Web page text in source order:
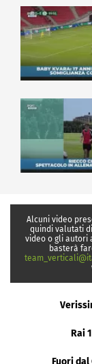
Alcuni video
quindi valutati
video o gli autori
basterà
Rai 1
Fuori dal